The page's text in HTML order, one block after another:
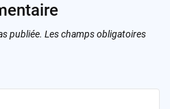
publiée. Les champs obligatoires